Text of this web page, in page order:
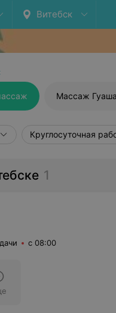
Витебск
Массаж Гуаша
Круглосуточная
1
с 08:00